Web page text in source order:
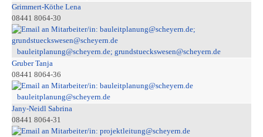
Grimmert-Köthe Lena
08441 8064-30
bauleitplanung@scheyern.de; grundstueckswesen@scheyern.de
Gruber Tanja
08441 8064-36
bauleitplanung@scheyern.de
Jany-Neidl Sabrina
08441 8064-31